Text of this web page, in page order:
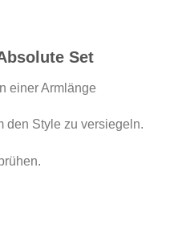
Set
einer Armlänge
den Style zu versiegeln.